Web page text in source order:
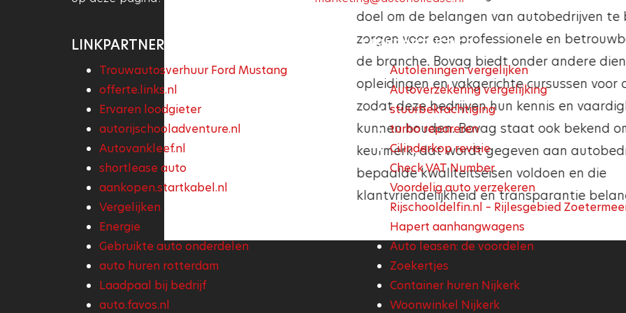
LINKPARTNERS
Trouwautosverhuur Ford Mustang
offerte.links.nl
Ervaren loodgieter
autorijschooladventure.nl
Autovankleef.nl
shortlease auto
aankopen.startkabel.nl
Vergelijken
Energie
Gebruikte auto onderdelen
auto huren rotterdam
Laadpaal bij bedrijf
auto.favos.nl
LINKPARTNERS 2
Autoleningen vergelijken
Autoverzekering vergelijking
stuurbekrachtiging
turbo repareren
Cilinderkop revisie
Check VAT Number
Voordelig auto verzekeren
Rijschooldelfin.nl – Rijlesgebied
Hapert aanhangwagens
Auto leasen: de voordelen
Zoekertjes
Container huren Nijkerk
Woonwinkel Nijkerk
diensten die de garage biedt. Een
bepaalde criteria voldoen, zoals het
professioneel opgeleid personeel, het
professioneel onderhoud en reparaties
fabrieksspecificaties en het bieden van
communicatie en klantvriendelijkheid. Als
Vakgarage logo heeft, betekent dit dat
kwaliteitseisen voldoet en dat deze
en professioneel is.
doel om de belangen van autobedrijven
zorgen voor een professionele en
de branche. Bovag biedt onder andere
opleidingen en vakgerichte cursussen voor
zodat deze bedrijven hun kennis en
kunnen houden. Bovag staat ook bekend
keurmerk, dat wordt gegeven aan
bepaalde kwaliteitseisen voldoen en die
klantvriendelijkheid en transparantie